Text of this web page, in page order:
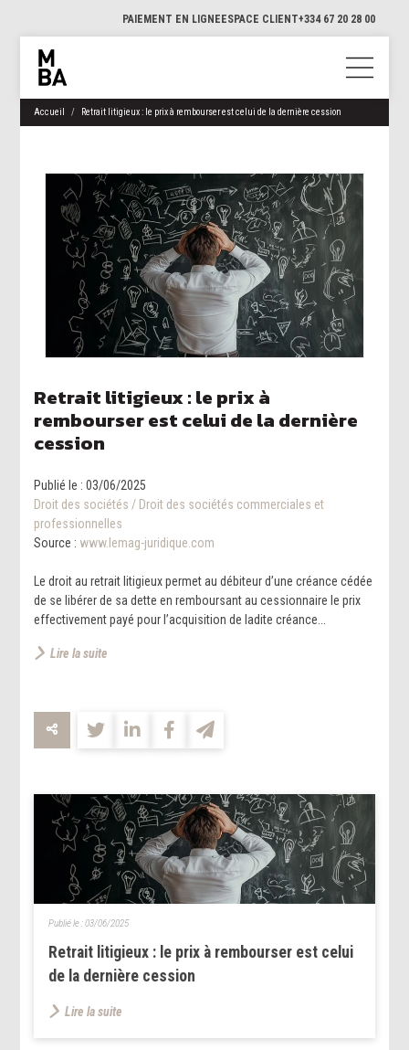
PAIEMENT EN LIGNEESPACE CLIENT+334 67 20 28 00
Accueil Retrait litigieux : le prix à rembourser est celui de la dernière cession
Retrait litigieux : le prix à
rembourser est celui de la dernière
cession
Publié le :03/06/2025
Droit des sociétés / Droit des sociétés commerciales et
professionnelles
Source : www.lemag-juridique.com
Le droit au retrait litigieux permet au débiteur d’une créance cédée
de se libérer de sa dette en remboursant au cessionnaire le prix
effectivement payé pour l’acquisition de ladite créance...
Lire la suite
Retrait litigieux : le prix à rembourser est celui
de la dernière cession
Publié le :03/06/2025
Lire la suite